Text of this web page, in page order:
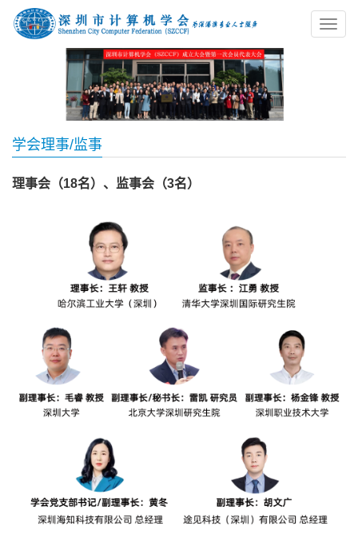
学会理事/监事
理事会（18名）、监事会（3名）